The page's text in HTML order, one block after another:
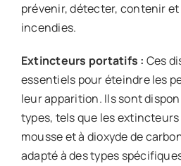
Contact
prévenir, détecter, contenir
incendies.
Extincteurs portatifs : Ces
essentiels pour éteindre les
leur apparition. Ils sont
types, tels que les extincteurs
mousse et à dioxyde de
adapté à des types